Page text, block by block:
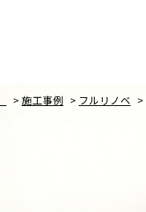
> 施工事例 > フルリノベ >